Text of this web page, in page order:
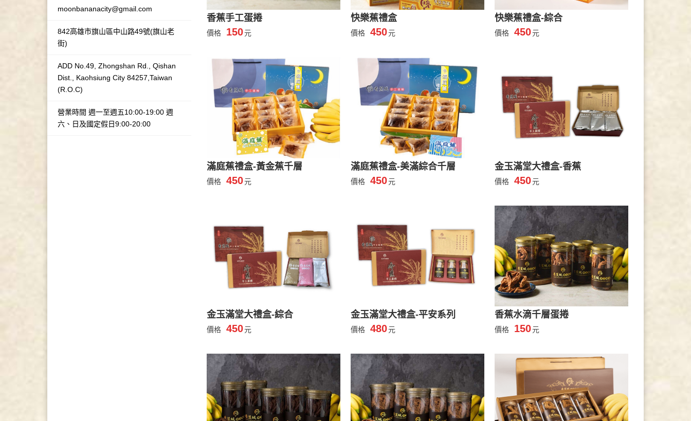
moonbananacity@gmail.com
842高雄市旗山區中山路49號(旗山老
街)
ADD No.49, Zhongshan Rd., Qishan
Dist., Kaohsiung City 84257,Taiwan
(R.O.C)
營業時間 週一至週五10:00-19:00 週
六、日及國定假日9:00-20:00
香蕉手工蛋捲
價格 150元
快樂蕉禮盒
價格 450元
快樂蕉禮盒-綜合
價格 450元
滿庭蕉禮盒-黃金蕉千層
價格 450元
滿庭蕉禮盒-美滿綜合千層
價格 450元
金玉滿堂大禮盒-香蕉
價格 450元
金玉滿堂大禮盒-綜合
價格 450元
金玉滿堂大禮盒-平安系列
價格 480元
香蕉水滴千層蛋捲
價格 150元